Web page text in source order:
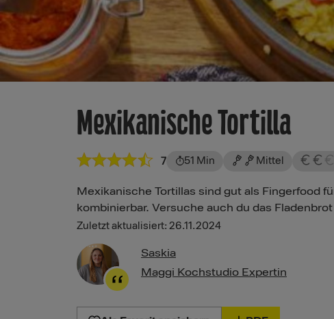
Mexikanische Tortilla
7 51 Min Mittel
Mexikanische Tortillas sind gut als Fingerfood
kombinierbar. Versuche auch du das
Zuletzt aktualisiert: 26.11.2024
Saskia
Maggi Kochstudio Expertin